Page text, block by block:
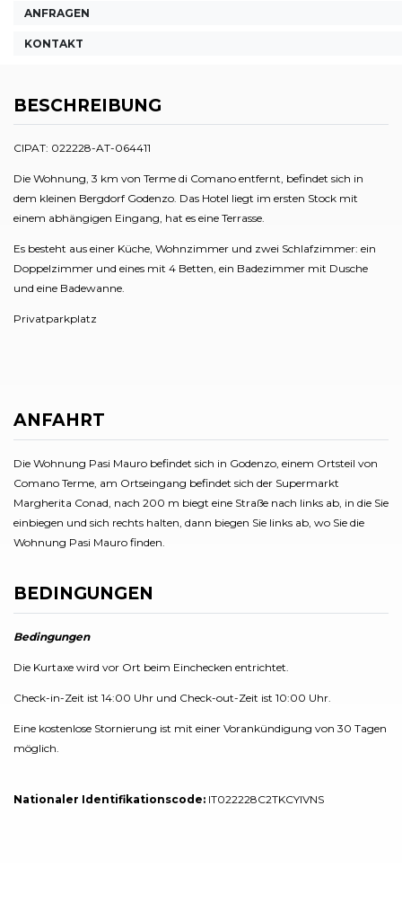
ANFRAGEN
KONTAKT
BESCHREIBUNG
CIPAT: 022228-AT-064411
Die Wohnung, 3 km von Terme di Comano entfernt, befindet sich in
dem kleinen Bergdorf Godenzo. Das Hotel liegt im ersten Stock mit
einem abhängigen Eingang, hat es eine Terrasse.
Es besteht aus einer Küche, Wohnzimmer und zwei Schlafzimmer: ein
Doppelzimmer und eines mit 4 Betten, ein Badezimmer mit Dusche
und eine Badewanne.
Privatparkplatz
ANFAHRT
Die Wohnung Pasi Mauro befindet sich in Godenzo, einem Ortsteil von
Comano Terme, am Ortseingang befindet sich der Supermarkt
Margherita Conad, nach 200 m biegt eine Straße nach links ab, in die Sie
einbiegen und sich rechts halten, dann biegen Sie links ab, wo Sie die
Wohnung Pasi Mauro finden.
BEDINGUNGEN
Bedingungen
Die Kurtaxe wird vor Ort beim Einchecken entrichtet.
Check-in-Zeit ist 14:00 Uhr und Check-out-Zeit ist 10:00 Uhr.
Eine kostenlose Stornierung ist mit einer Vorankündigung von 30 Tagen
möglich.
Nationaler Identifikationscode: IT022228C2TKCYIVNS